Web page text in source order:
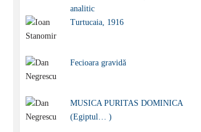
analitic
Turtucaia, 1916
Fecioara gravidă
MUSICA PURITAS DOMINICA
(Egiptul… )